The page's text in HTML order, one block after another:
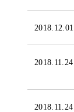
2018.12.01
2018.11.24
2018.11.24